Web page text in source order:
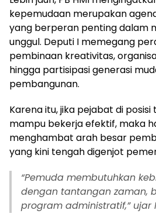
kepemudaan merupakan
yang berperan penting dalam
unggul. Deputi I memegang
pembinaan kreativitas,
hingga partisipasi generasi
pembangunan.
Karena itu, jika pejabat di
mampu bekerja efektif, maka
menghambat arah besar
yang kini tengah digenjot
“Pemuda membutuhkan
dengan tantangan zaman,
program administratif,” ujar